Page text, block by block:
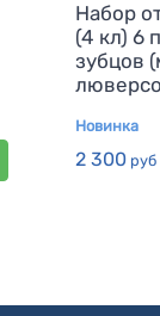
Набор
(4 кл) 6
зубцов
Новинка
2 300руб